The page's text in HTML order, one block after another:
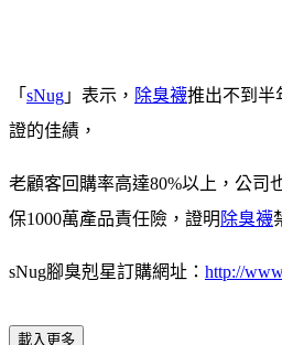
「 sNug 」表示， 除臭襪推出不到半
證的佳績，
老顧客回購率高達80%以上，公司
保1000萬產品責任險，證明 除臭襪
sNug腳臭剋星訂購網址： http://
載入更多